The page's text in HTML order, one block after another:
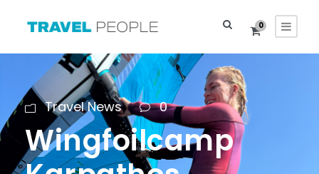
0
Travel News 0
Wingfoilcamp